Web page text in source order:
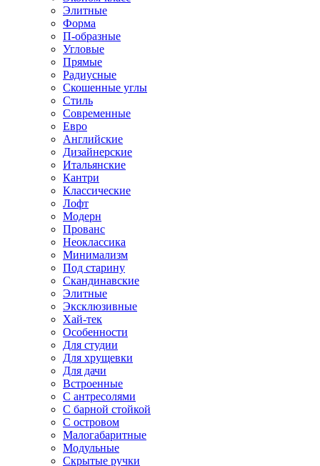
Элитные
Форма
П-образные
Угловые
Прямые
Радиусные
Скошенные углы
Стиль
Современные
Евро
Английские
Дизайнерские
Итальянские
Кантри
Классические
Лофт
Модерн
Прованс
Неоклассика
Минимализм
Под старину
Скандинавские
Элитные
Эксклюзивные
Хай-тек
Особенности
Для студии
Для хрущевки
Для дачи
Встроенные
С антресолями
С барной стойкой
С островом
Малогабаритные
Модульные
Скрытые ручки